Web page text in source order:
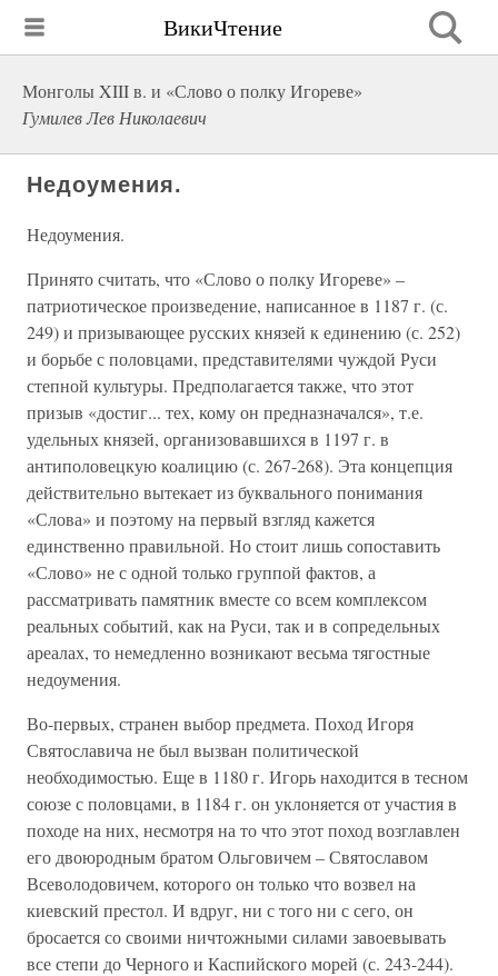
ВикиЧтение
Монголы XIII в. и «Слово о полку Игореве»
Гумилев Лев Николаевич
Недоумения.
Недоумения.
Принято считать, что «Слово о полку Игореве» –
патриотическое произведение, написанное в 1187 г. (с.
249) и призывающее русских князей к единению (с. 252)
и борьбе с половцами, представителями чуждой Руси
степной культуры. Предполагается также, что этот
призыв «достиг... тех, кому он предназначался», т.е.
удельных князей, организовавшихся в 1197 г. в
антиполовецкую коалицию (с. 267-268). Эта концепция
действительно вытекает из буквального понимания
«Слова» и поэтому на первый взгляд кажется
единственно правильной. Но стоит лишь сопоставить
«Слово» не с одной только группой фактов, а
рассматривать памятник вместе со всем комплексом
реальных событий, как на Руси, так и в сопредельных
ареалах, то немедленно возникают весьма тягостные
недоумения.
Во-первых, странен выбор предмета. Поход Игоря
Святославича не был вызван политической
необходимостью. Еще в 1180 г. Игорь находится в тесном
союзе с половцами, в 1184 г. он уклоняется от участия в
походе на них, несмотря на то что этот поход возглавлен
его двоюродным братом Ольговичем – Святославом
Всеволодовичем, которого он только что возвел на
киевский престол. И вдруг, ни с того ни с сего, он
бросается со своими ничтожными силами завоевывать
все степи до Черного и Каспийского морей (с. 243-244).